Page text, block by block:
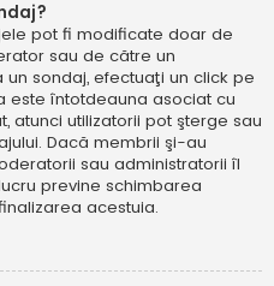
pot fi modificate doar de
sau de către un
sondaj, efectuaţi un click pe
este întotdeauna asociat cu
atunci utilizatorii pot şterge sau
Dacă membrii şi-au
sau administratorii îl
previne schimbarea
acestuia.